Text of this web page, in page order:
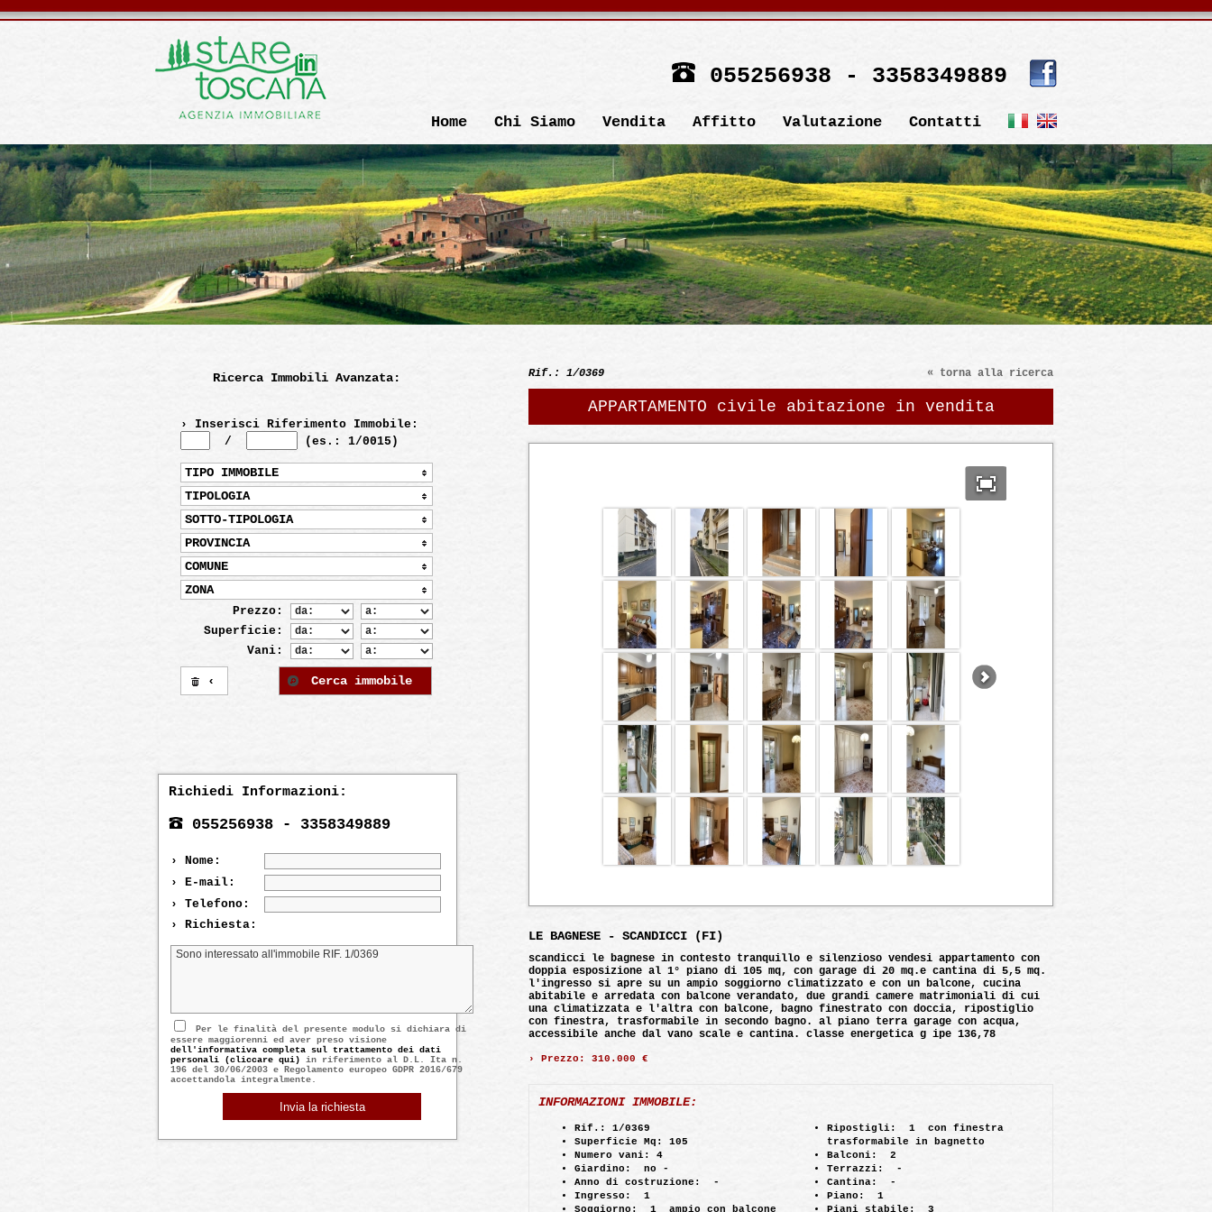
055256938 - 3358349889
Home Chi Siamo Vendita Affitto Valutazione Contatti
Ricerca Immobili Avanzata:
› Inserisci Riferimento Immobile:
/
(es.: 1/0015)
TIPO IMMOBILE
TIPOLOGIA
SOTTO-TIPOLOGIA
PROVINCIA
COMUNE
ZONA
Prezzo:
Superficie:
Vani:
‹ Cerca immobile
Richiedi Informazioni:
055256938 - 3358349889
› Nome:
› E-mail:
› Telefono:
› Richiesta:
Per le finalità del presente modulo si dichiara di
essere maggiorenni ed aver preso visione
dell'informativa completa sul trattamento dei dati
personali (cliccare qui) in riferimento al D.L. Ita n.
196 del 30/06/2003 e Regolamento europeo GDPR 2016/679
accettandola integralmente.
« torna alla ricerca
Rif.: 1/0369
APPARTAMENTO civile abitazione in vendita
LE BAGNESE - SCANDICCI (FI)
scandicci le bagnese in contesto tranquillo e silenzioso vendesi appartamento con
doppia esposizione al 1° piano di 105 mq, con garage di 20 mq.e cantina di 5,5 mq.
l'ingresso si apre su un ampio soggiorno climatizzato e con un balcone, cucina
abitabile e arredata con balcone verandato, due grandi camere matrimoniali di cui
una climatizzata e l'altra con balcone, bagno finestrato con doccia, ripostiglio
con finestra, trasformabile in secondo bagno. al piano terra garage con acqua,
accessibile anche dal vano scale e cantina. classe energetica g ipe 136,78
› Prezzo: 310.000 €
INFORMAZIONI IMMOBILE:
Rif.:
1/0369
Superficie Mq:
105
Numero vani:
4
Giardino:
no -
Anno di costruzione:
-
Ingresso:
1
Soggiorno:
1 ampio con balcone
Ripostigli:
1 con finestra
trasformabile in bagnetto
Balconi:
2
Terrazzi:
-
Cantina:
-
Piano:
1
Piani stabile:
3